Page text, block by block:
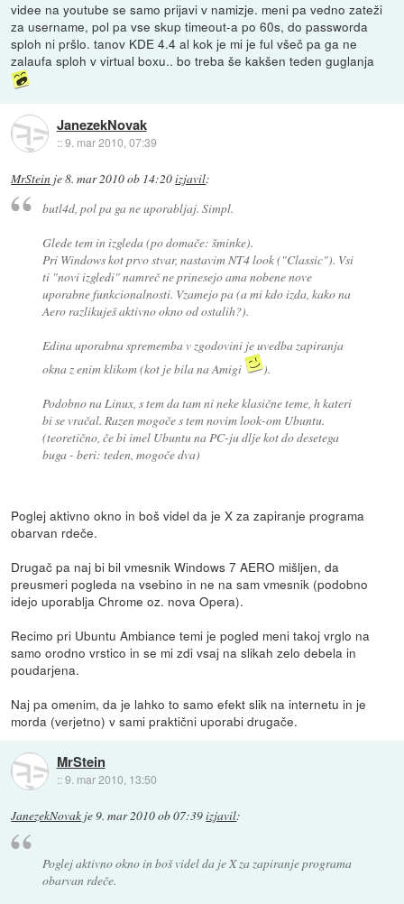
videe na youtube se samo prijavi v namizje. meni pa vedno zateži
za username, pol pa vse skup timeout-a po 60s, do passworda
sploh ni pršlo. tanov KDE 4.4 al kok je mi je ful všeč pa ga ne
zalaufa sploh v virtual boxu.. bo treba še kakšen teden guglanja
JanezekNovak
::9. mar 2010, 07:39
MrStein je8. mar 2010 ob 14:20izjavil:
butl4d, pol pa ga ne uporabljaj. Simpl.
Glede tem in izgleda (po domače: šminke).
Pri Windows kot prvo stvar, nastavim NT4 look ("Classic"). Vsi
ti "novi izgledi" namreč ne prinesejo ama nobene nove
uporabne funkcionalnosti. Vzamejo pa (a mi kdo izda, kako na
Aero razlikuješ aktivno okno od ostalih?).
Edina uporabna sprememba v zgodovini je uvedba zapiranja
okna z enim klikom (kot je bila na Amigi
).
Podobno na Linux, s tem da tam ni neke klasične teme, h kateri
bi se vračal. Razen mogoče s tem novim look-om Ubuntu.
(teoretično, če bi imel Ubuntu na PC-ju dlje kot do desetega
buga - beri: teden, mogoče dva)
Poglej aktivno okno in boš videl da je X za zapiranje programa
obarvan rdeče.
Drugač pa naj bi bil vmesnik Windows 7 AERO mišljen, da
preusmeri pogleda na vsebino in ne na sam vmesnik (podobno
idejo uporablja Chrome oz. nova Opera).
Recimo pri Ubuntu Ambiance temi je pogled meni takoj vrglo na
samo orodno vrstico in se mi zdi vsaj na slikah zelo debela in
poudarjena.
Naj pa omenim, da je lahko to samo efekt slik na internetu in je
morda (verjetno) v sami praktični uporabi drugače.
MrStein
::9. mar 2010, 13:50
JanezekNovak je9. mar 2010 ob 07:39izjavil:
Poglej aktivno okno in boš videl da je X za zapiranje programa
obarvan rdeče.